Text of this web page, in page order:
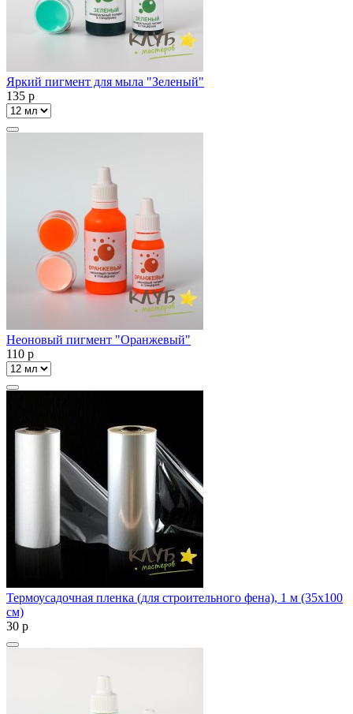
Яркий пигмент для мыла "Зеленый"
135 p
Неоновый пигмент "Оранжевый"
110 p
Термоусадочная пленка (для строительного фена), 1 м (35х100
см)
30 p